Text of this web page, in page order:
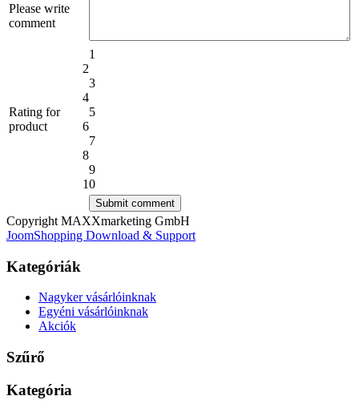
Please write
comment
Rating for
product
1
2
3
4
5
6
7
8
9
10
Copyright MAXXmarketing GmbH
JoomShopping Download & Support
Kategóriák
Nagyker vásárlóinknak
Egyéni vásárlóinknak
Akciók
Szűrő
Kategória